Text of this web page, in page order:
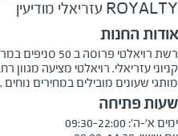
ROYALTY עזריאלי מודיעין
אודות החנות
רשת רויאלטי
קניוני עזריאלי. רויאלטי מציעה מגוון
מותגי שעונים מובילים במחירים נוחים .
שעות פתיחה